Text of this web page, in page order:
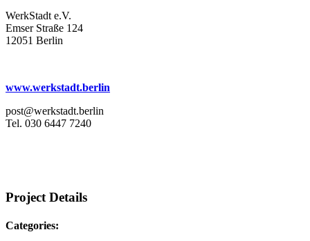
WerkStadt e.V.
Emser Straße 124
12051 Berlin
www.werkstadt.berlin
post@werkstadt.berlin
Tel. 030 6447 7240
Project Details
Categories: